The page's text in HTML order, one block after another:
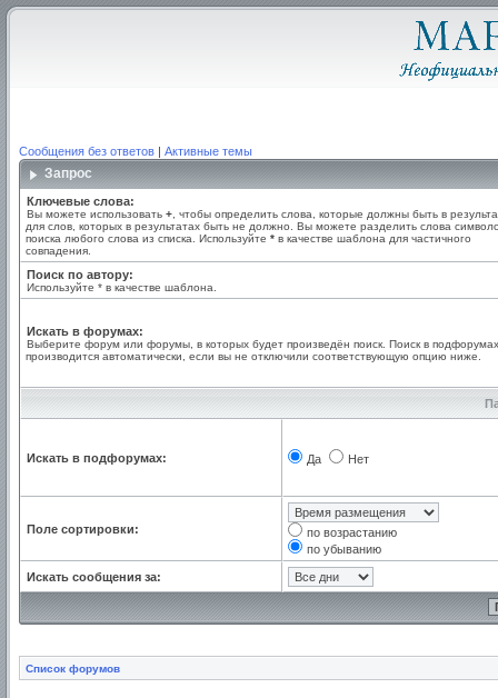
Сообщения без ответов | Активные темы
Запрос
Ключевые слова:
Вы можете использовать + , чтобы определить слова, которые должны быть в
для слов, которых в результатах быть не должно. Вы можете разделить слова
поиска любого слова из списка. Используйте * в качестве шаблона для частичного
совпадения.
Поиск по автору:
Используйте * в качестве шаблона.
Искать в форумах:
Выберите форум или форумы, в которых будет произведён поиск. Поиск в подфорумах
производится автоматически, если вы не отключили соответствующую опцию ниже.
Искать в подфорумах: Да Нет
Поле сортировки:
по возрастанию
по убыванию
Искать сообщения за:
Список форумов